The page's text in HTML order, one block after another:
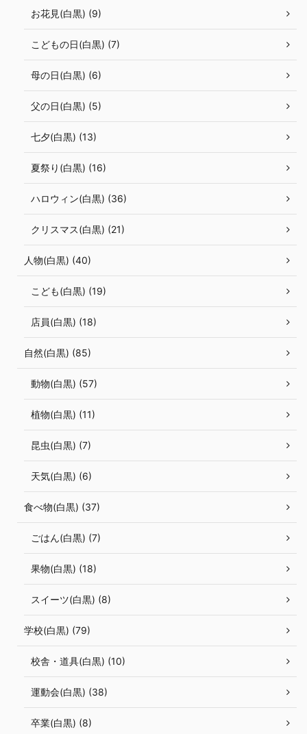
お花見(白黒) (9)
こどもの日(白黒) (7)
母の日(白黒) (6)
父の日(白黒) (5)
七夕(白黒) (13)
夏祭り(白黒) (16)
ハロウィン(白黒) (36)
クリスマス(白黒) (21)
人物(白黒) (40)
こども(白黒) (19)
店員(白黒) (18)
自然(白黒) (85)
動物(白黒) (57)
植物(白黒) (11)
昆虫(白黒) (7)
天気(白黒) (6)
食べ物(白黒) (37)
ごはん(白黒) (7)
果物(白黒) (18)
スイーツ(白黒) (8)
学校(白黒) (79)
校舎・道具(白黒) (10)
運動会(白黒) (38)
卒業(白黒) (8)